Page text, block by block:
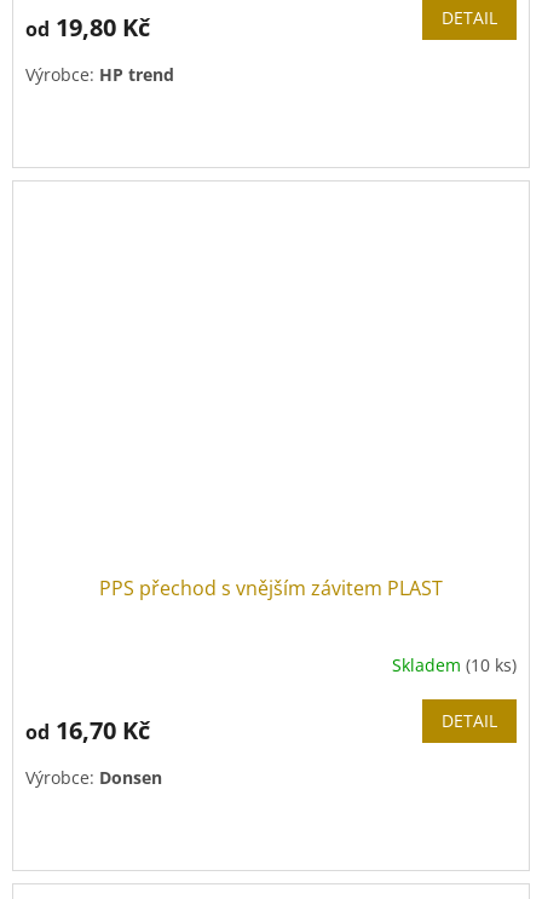
od 19,80 Kč DETAIL
Výrobce: HP trend
PPS přechod s vnějším závitem PLAST
je
z
Skladem(10 ks)
od 16,70 Kč DETAIL
Výrobce: Donsen